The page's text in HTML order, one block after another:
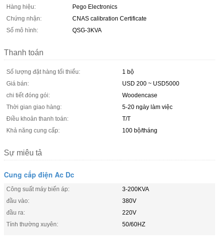
Hàng hiệu:
Pego Electronics
Chứng nhận:
CNAS calibration Certificate
Số mô hình:
QSG-3KVA
Thanh toán
Số lượng đặt hàng tối thiểu:
1 bộ
Giá bán:
USD 200 ~ USD5000
chi tiết đóng gói:
Woodencase
Thời gian giao hàng:
5-20 ngày làm việc
Điều khoản thanh toán:
T/T
Khả năng cung cấp:
100 bộ/tháng
Sự miêu tả
Cung cấp điện Ac Dc
Công suất máy biến áp:
3-200KVA
đầu vào:
380V
đầu ra:
220V
Tính thường xuyên:
50/60HZ